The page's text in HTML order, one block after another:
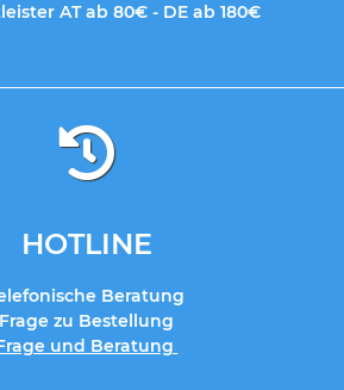
AT ab 80€ - DE ab 180€
HOTLINE
Beratung
Frage zu Bestellung
und Beratung